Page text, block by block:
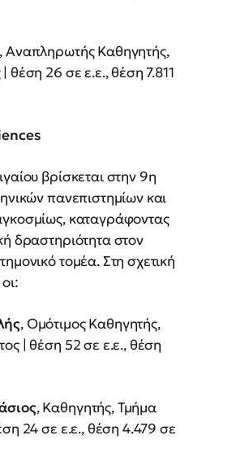
, Αναπληρωτής Καθηγητής,
θέση 26 σε ε.ε., θέση 7.811
βρίσκεται στην 9η
πανεπιστημίων και
καταγράφοντας
δραστηριότητα στον
τομέα. Στη σχετική
, Ομότιμος Καθηγητής,
| θέση 52 σε ε.ε., θέση
, Καθηγητής, Τμήμα
24 σε ε.ε., θέση 4.479 σε